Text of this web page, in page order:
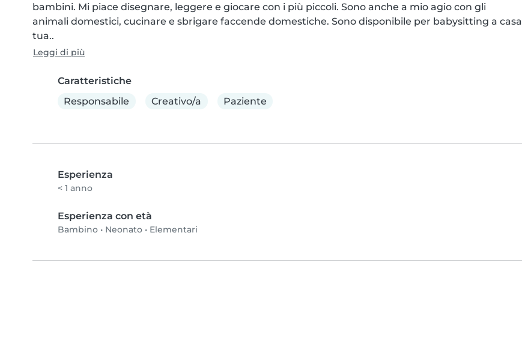
bambini. Mi piace disegnare, leggere e giocare con i più piccoli. Sono anche a mio agio con gli
animali domestici, cucinare e sbrigare faccende domestiche. Sono disponibile per babysitting a casa
tua..
Leggi di più
Caratteristiche
Responsabile
Creativo/a Paziente
Esperienza
< 1 anno
Esperienza con età
Bambino • Neonato • Elementari